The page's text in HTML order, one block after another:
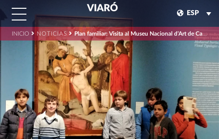
VIARÓ
ESP
INICIO NOTICIAS Plan familiar: Visita al Museu Nacional d’Art de Catalunya